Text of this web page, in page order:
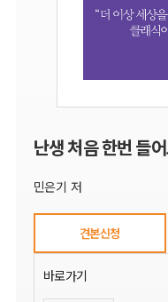
난생 처음 한번 들
민은기 저
견본신청
바로가기